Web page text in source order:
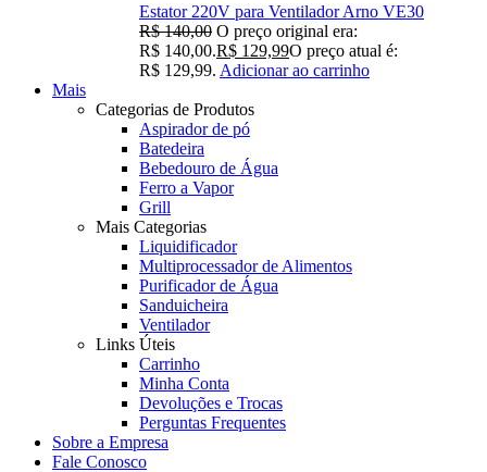
Estator 220V para Ventilador Arno VE30
R$140,00 O preço original era:
R$ 140,00.R$ 129,99O preço atual é:
R$ 129,99. Adicionar ao carrinho
Mais
Categorias de Produtos
Aspirador de pó
Batedeira
Bebedouro de Água
Ferro a Vapor
Grill
Mais Categorias
Liquidificador
Multiprocessador de Alimentos
Purificador de Água
Sanduicheira
Ventilador
Links Úteis
Carrinho
Minha Conta
Devoluções e Trocas
Perguntas Frequentes
Sobre a Empresa
Fale Conosco